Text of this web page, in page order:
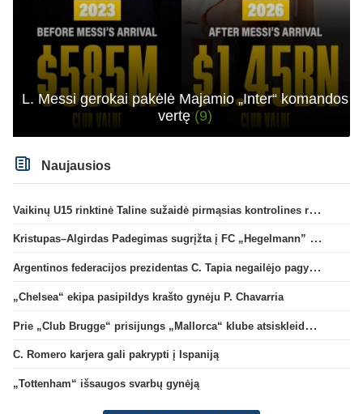
L. Messi gerokai pakėlė Majamio „Inter“ komandos
vertę (9)
Naujausios
Vaikinų U15 rinktinė Taline sužaidė pirmąsias kontrolines rungtynes
Kristupas–Algirdas Padegimas sugrįžta į FC „Hegelmann” B sudėtį
Argentinos federacijos prezidentas C. Tapia negailėjo pagyrų G. Infantino
„Chelsea“ ekipa pasipildys krašto gynėju P. Chavarria
Prie „Club Brugge“ prisijungs „Mallorca“ klube atsiskleidęs J. Virgili
C. Romero karjera gali pakrypti į Ispaniją
„Tottenham“ išsaugos svarbų gynėją